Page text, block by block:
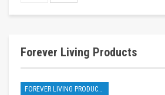
Forever Living Products